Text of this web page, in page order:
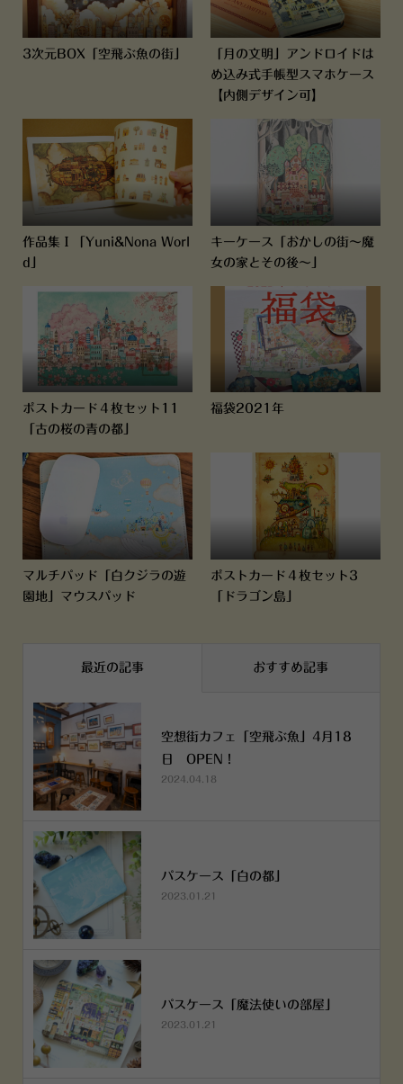
3次元BOX「空飛ぶ魚の街」
「月の文明」アンドロイドは
め込み式手帳型スマホケース
【内側デザイン可】
作品集Ⅰ「Yuni&Nona Worl
d」
キーケース「おかしの街～魔
女の家とその後～」
ポストカード４枚セット11
「古の桜の青の都」
福袋2021年
マルチパッド「白クジラの遊
園地」マウスパッド
ポストカード４枚セット3
「ドラゴン島」
最近の記事 おすすめ記事
空想街カフェ「空飛ぶ魚」4月18
日 OPEN！
2024.04.18
パスケース「白の都」
2023.01.21
パスケース「魔法使いの部屋」
2023.01.21